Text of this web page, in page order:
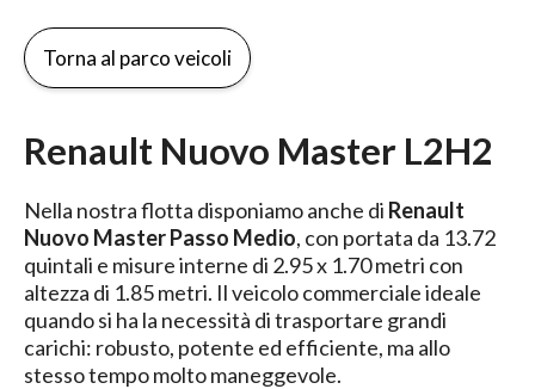
Torna al parco veicoli
Renault Nuovo Master L2H2
Nella nostra flotta disponiamo anche di Renault
Nuovo Master Passo Medio, con portata da 13.72
quintali e misure interne di 2.95 x 1.70 metri con
altezza di 1.85 metri. Il veicolo commerciale ideale
quando si ha la necessità di trasportare grandi
carichi: robusto, potente ed efficiente, ma allo
stesso tempo molto maneggevole.